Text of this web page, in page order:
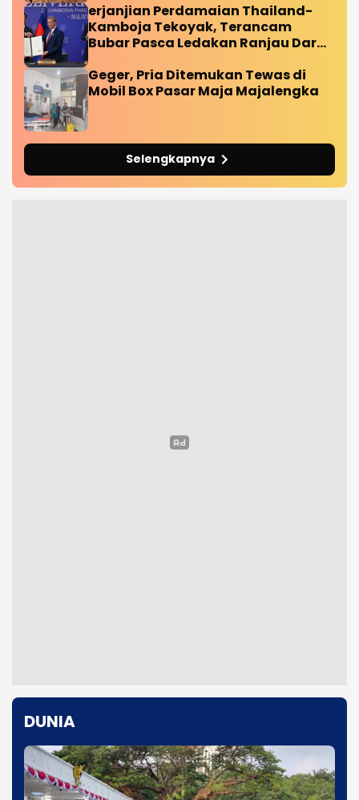
erjanjian Perdamaian Thailand-
Kamboja Tekoyak, Terancam
Bubar Pasca Ledakan Ranjau Darat
Geger, Pria Ditemukan Tewas di
Mobil Box Pasar Maja Majalengka
Selengkapnya
DUNIA